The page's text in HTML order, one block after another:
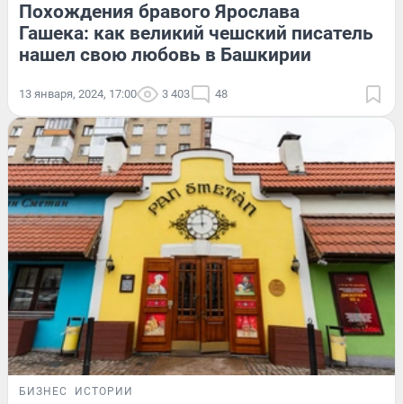
Похождения бравого Ярослава
Гашека: как великий чешский писатель
нашел свою любовь в Башкирии
13 января, 2024, 17:00 3 403 48
БИЗНЕС ИСТОРИИ